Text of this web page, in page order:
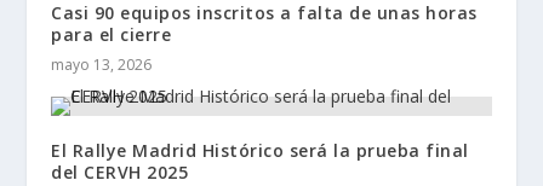
Casi 90 equipos inscritos a falta de unas horas
para el cierre
mayo 13, 2026
El Rallye Madrid Histórico será la prueba final
del CERVH 2025